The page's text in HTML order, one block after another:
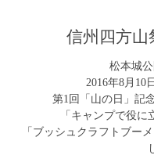
信州四方
松本城
2016年8月10
第1回「山の日」記
「キャンプで役
「ブッシュクラフトブー